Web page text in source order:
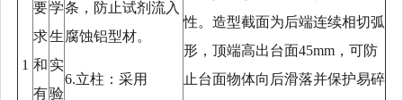
1
要
求
和
有
学
生
实
验
条，防止试剂流入
腐蚀铝型材。
6.立柱：采用
性。造型截面为后端连续相切弧
形，顶端高出台面45mm，可防
止台面物体向后滑落并保护易碎